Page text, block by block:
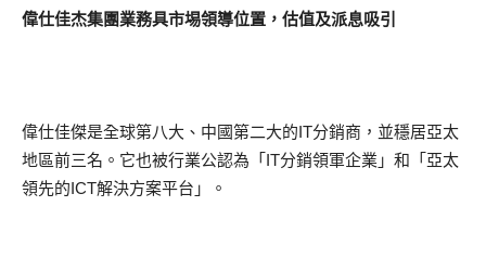
偉仕佳杰集團業務具市埸領導位置，估值及派息吸引
偉仕佳傑是全球第八大、中國第二大的IT分銷商，並穩居亞太
地區前三名。它也被行業公認為「IT分銷領軍企業」和「亞太
領先的ICT解決方案平台」。